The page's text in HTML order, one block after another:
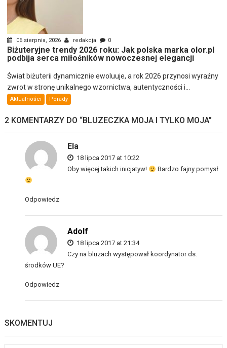
06 sierpnia, 2026 redakcja 0
Biżuteryjne trendy 2026 roku: Jak polska marka olor.pl
podbija serca miłośników nowoczesnej elegancji
Świat biżuterii dynamicznie ewoluuje, a rok 2026 przynosi wyraźny
zwrot w stronę unikalnego wzornictwa, autentyczności i...
Aktualności Porady
2 KOMENTARZY DO “BLUZECZKA MOJA I TYLKO MOJA”
Ela
18 lipca 2017 at 10:22
Oby więcej takich inicjatyw!
Bardzo fajny pomysł
Odpowiedz
Adolf
18 lipca 2017 at 21:34
Czy na bluzach występował koordynator ds.
środków UE?
Odpowiedz
SKOMENTUJ